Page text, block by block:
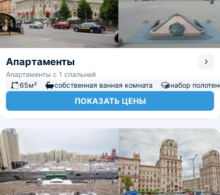
Апартаменты
Апартаменты с 1 спальней
65м²
собственная ванная комната набор
ПОКАЗАТЬ ЦЕНЫ